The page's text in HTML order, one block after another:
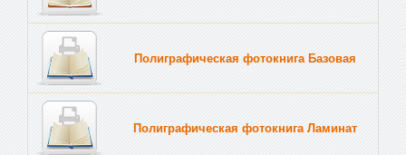
Полиграфическая фотокнига Базовая
Полиграфическая фотокнига Ламинат